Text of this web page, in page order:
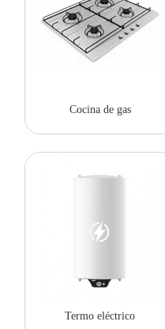
Cocina de gas
Termo eléctrico